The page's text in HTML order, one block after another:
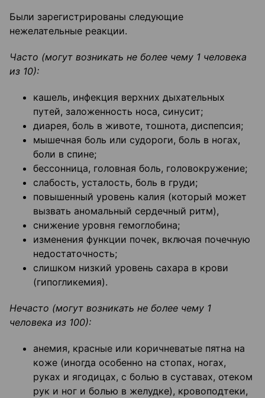
Были зарегистрированы следующие
нежелательные реакции.
Часто (могут возникать не более чему 1 человека
из 10):
кашель, инфекция верхних дыхательных
путей, заложенность носа, синусит;
диарея, боль в животе, тошнота, диспепсия;
мышечная боль или судороги, боль в ногах,
боли в спине;
бессонница, головная боль, головокружение;
слабость, усталость, боль в груди;
повышенный уровень калия (который может
вызвать аномальный сердечный ритм),
снижение уровня гемоглобина;
изменения функции почек, включая почечную
недостаточность;
слишком низкий уровень сахара в крови
(гипогликемия).
Нечасто (могут возникать не более чему 1
человека из 100):
анемия, красные или коричневатые пятна на
коже (иногда особенно на стопах, ногах,
руках и ягодицах, с болью в суставах, отеком
рук и ног и болью в желудке), кровоподтеки,